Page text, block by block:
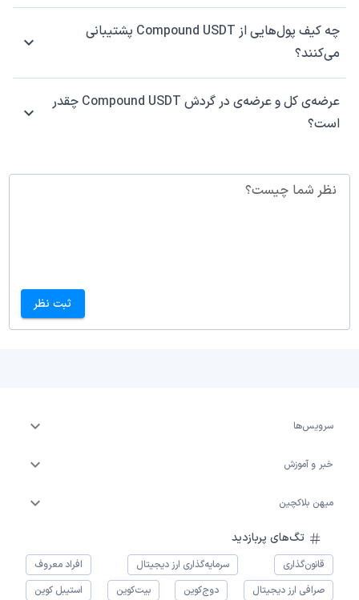
چه کیف پول‌هایی از Compound USDT پشتیبانی
می‌کنند؟
عرضه‌ی کل و عرضه‌ی در گردش Compound USDT چقدر
است؟
نظر شما چیست؟
ثبت نظر
سرویس‌ها
خبر و آموزش
میهن بلاکچین
تگ‌های پربازدید
قانون‌گذاری سرمایه‌گذاری ارز دیجیتال
افراد معروف
صرافی ارز دیجیتال
دوج‌کوین بیت‌کوین استیبل کوین